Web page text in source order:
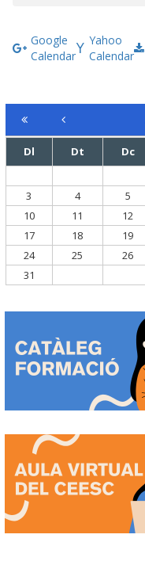
Google
Calendar
Yahoo
Calendar
Dl Dt Dc
3
4 5
10
11 12
17
18 19
24
25 26
31